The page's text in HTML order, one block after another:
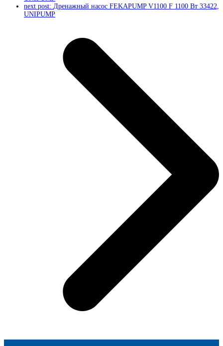
next post: Дренажный насос FEKAPUMP V1100 F 1100 Вт 33422,
UNIPUMP